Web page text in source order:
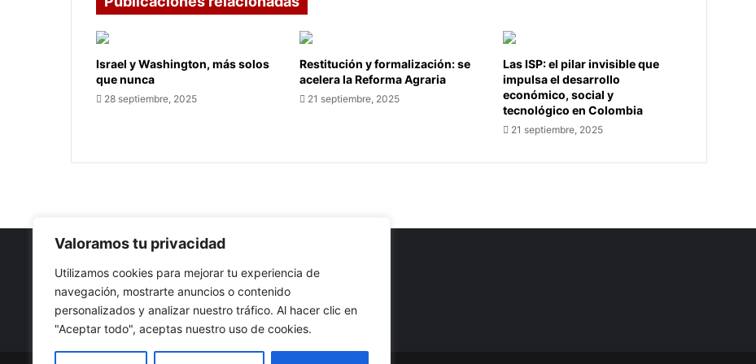
Valoramos tu privacidad
Utilizamos cookies para mejorar tu experiencia de
navegación, mostrarte anuncios o contenido
personalizados y analizar nuestro tráfico. Al hacer clic en
"Aceptar todo", aceptas nuestro uso de cookies.
Israel y Washington, más solos
que nunca
28 septiembre, 2025
Restitución y formalización: se
acelera la Reforma Agraria
21 septiembre, 2025
Las ISP: el pilar invisible que
impulsa el desarrollo
económico, social y
tecnológico en Colombia
21 septiembre, 2025
Nuestro propósito: Compartir opinión, actualidad y noticias
con la mejor calidad y sin censura.